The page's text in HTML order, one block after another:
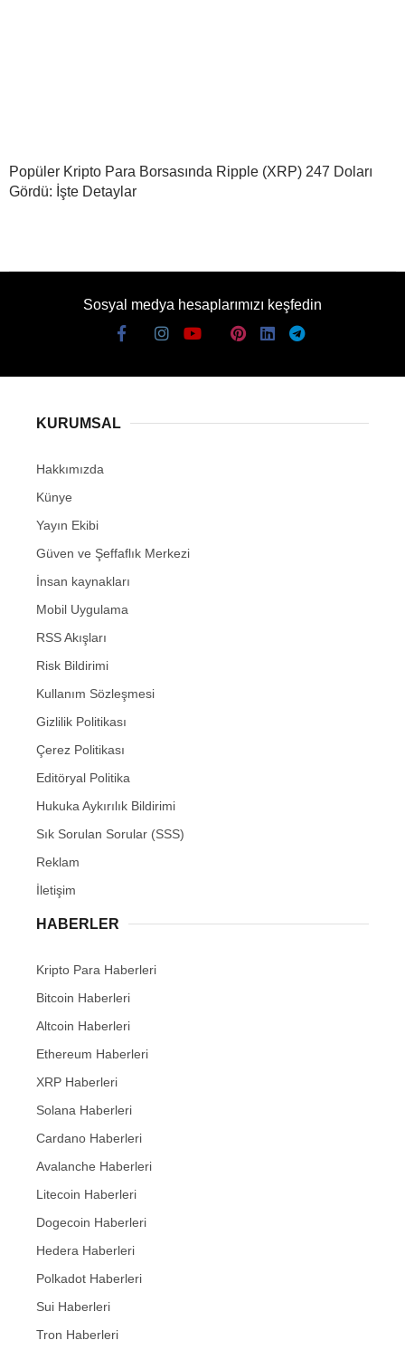
Popüler Kripto Para Borsasında Ripple (XRP) 247 Doları
Gördü: İşte Detaylar
Sosyal medya hesaplarımızı keşfedin
KURUMSAL
Hakkımızda
Künye
Yayın Ekibi
Güven ve Şeffaflık Merkezi
İnsan kaynakları
Mobil Uygulama
RSS Akışları
Risk Bildirimi
Kullanım Sözleşmesi
Gizlilik Politikası
Çerez Politikası
Editöryal Politika
Hukuka Aykırılık Bildirimi
Sık Sorulan Sorular (SSS)
Reklam
İletişim
HABERLER
Kripto Para Haberleri
Bitcoin Haberleri
Altcoin Haberleri
Ethereum Haberleri
XRP Haberleri
Solana Haberleri
Cardano Haberleri
Avalanche Haberleri
Litecoin Haberleri
Dogecoin Haberleri
Hedera Haberleri
Polkadot Haberleri
Sui Haberleri
Tron Haberleri